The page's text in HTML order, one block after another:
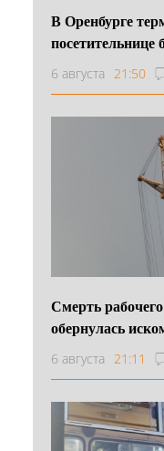
В Оренбурге
посетительнице
6 августа 21:50
Смерть
обернулась
6 августа 21:11